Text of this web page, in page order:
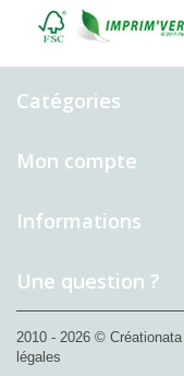
Catégories
Mon compte
Informations
2010 - 2026 © Créationata
légales
Une question ?